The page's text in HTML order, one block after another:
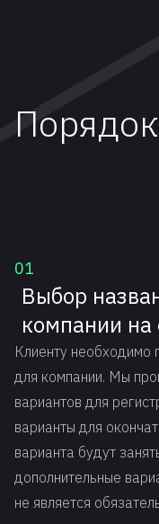
01
Выбор
компании на
Клиенту необходимо
для компании. Мы
вариантов для
варианты для
варианта будут
дополнительные
не является